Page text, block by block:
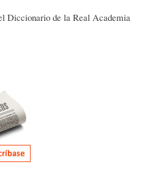
Diccionario de la Real Academia